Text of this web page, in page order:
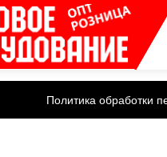
Политика обработки